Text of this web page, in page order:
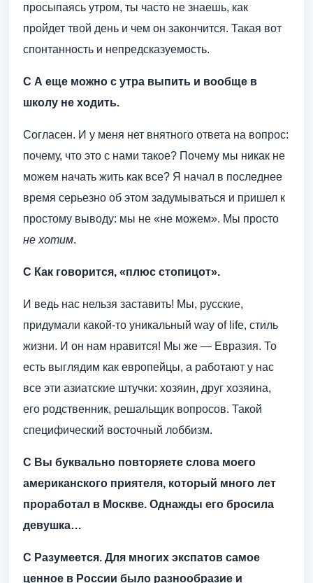
просыпаясь утром, ты часто не знаешь, как
пройдет твой день и чем он закончится. Такая вот
спонтанность и непредсказуемость.
С А еще можно с утра выпить и вообще в
школу не ходить.
Согласен. И у меня нет внятного ответа на вопрос:
почему, что это с нами такое? Почему мы никак не
можем начать жить как все? Я начал в последнее
время серьезно об этом задумываться и пришел к
простому выводу: мы не «не можем». Мы просто
не хотим.
С Как говорится, «плюс стопицот».
И ведь нас нельзя заставить! Мы, русские,
придумали какой-то уникальный way of life, стиль
жизни. И он нам нравится! Мы же — Евразия. То
есть выглядим как европейцы, а работают у нас
все эти азиатские штучки: хозяин, друг хозяина,
его родственник, решальщик вопросов. Такой
специфический восточный лоббизм.
С Вы буквально повторяете слова моего
американского приятеля, который много лет
проработал в Москве. Однажды его бросила
девушка…
С Разумеется. Для многих экспатов самое
ценное в России было разнообразие и